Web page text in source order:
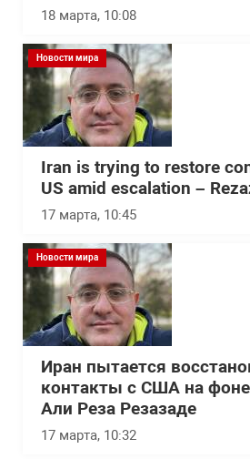
18 марта, 10:08
Новости мира
Iran is trying to restore
US amid escalation –
17 марта, 10:45
Новости мира
Иран пытается
контакты с США на
Али Реза Резазаде
17 марта, 10:32